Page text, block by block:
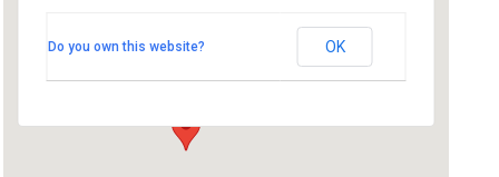
Turkansaarentie 165 - oulu
Do you own this website? OK